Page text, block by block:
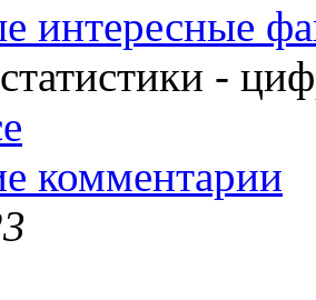
интересные
-
комментарии